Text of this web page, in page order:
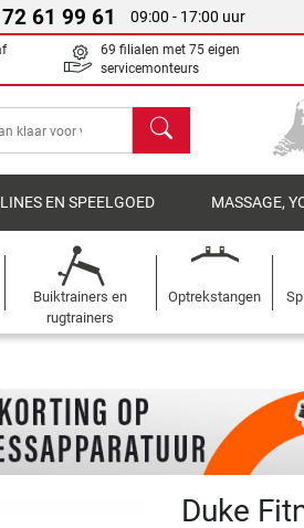
61 99 61 09:00 - 17:00 uur
69 filialen met 75 eigen
servicemonteurs
Zoeken
EN SPEELGOED MASSAGE,
Buiktrainers en
rugtrainers
Optrekstangen
Duke